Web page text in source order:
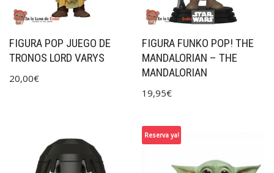
FIGURA POP JUEGO DE
TRONOS LORD VARYS
20,00€
FIGURA FUNKO POP! THE
MANDALORIAN – THE
MANDALORIAN
19,95€
Reserva ya!